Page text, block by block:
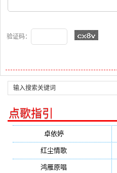
验证码：
点歌指引
卓依婷(350)
红尘情歌
鸿雁原唱